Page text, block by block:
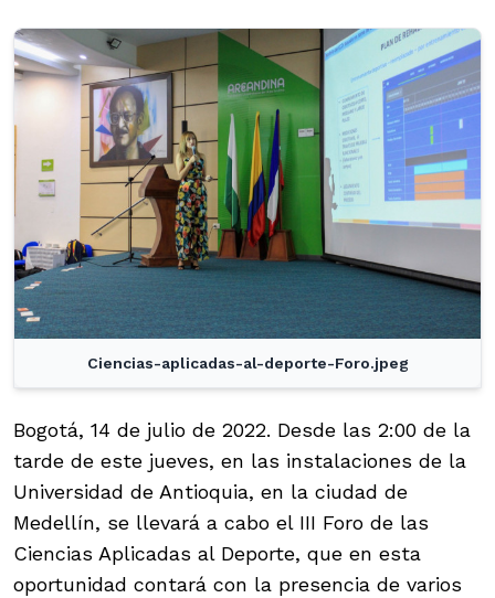
Ciencias-aplicadas-al-deporte-Foro.jpeg
Bogotá, 14 de julio de 2022. Desde las 2:00 de la
tarde de este jueves, en las instalaciones de la
Universidad de Antioquia, en la ciudad de
Medellín, se llevará a cabo el III Foro de las
Ciencias Aplicadas al Deporte, que en esta
oportunidad contará con la presencia de varios